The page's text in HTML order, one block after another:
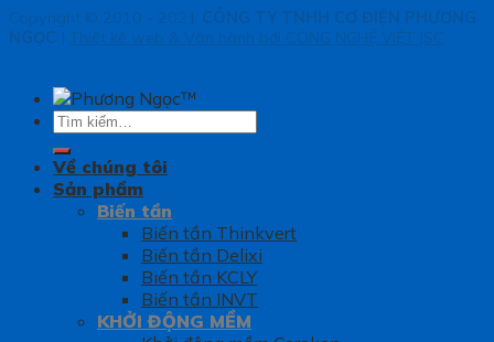
Copyright © 2010 - 2021 CÔNG TY TNHH CƠ ĐIỆN PHƯƠNG
NGỌC | Thiết kế web & Vận hành bởi CÔNG NGHỆ VIỆT JSC
Tìm
kiếm:
Về chúng tôi
Sản phẩm
Biến tần
Biến tần Thinkvert
Biến tần Delixi
Biến tần KCLY
Biến tần INVT
KHỞI ĐỘNG MỀM